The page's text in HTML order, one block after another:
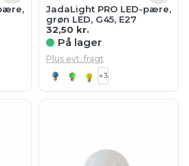
JadaLight PRO LED-pære,
grøn LED, G45, E27
32,50 kr.
På lager
Plus evt. fragt
+3